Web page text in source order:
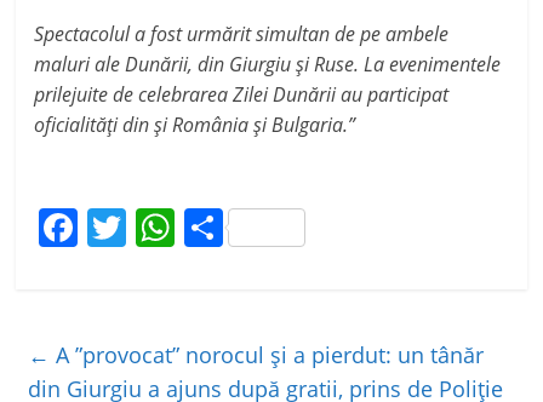
Spectacolul a fost urmărit simultan de pe ambele
maluri ale Dunării, din Giurgiu şi Ruse. La evenimentele
prilejuite de celebrarea Zilei Dunării au participat
oficialități din și România și Bulgaria.”
F
e
b
T
er
W
s
A
P
je
a
← A ”provocat” norocul și a pierdut: un tânăr
din Giurgiu a ajuns după gratii, prins de Poliție